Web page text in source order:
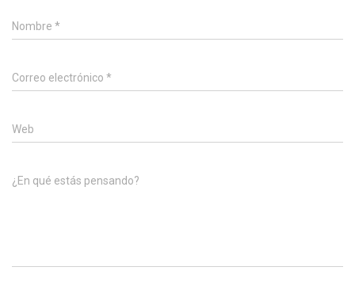
Nombre *
Correo electrónico *
Web
¿En qué estás pensando?